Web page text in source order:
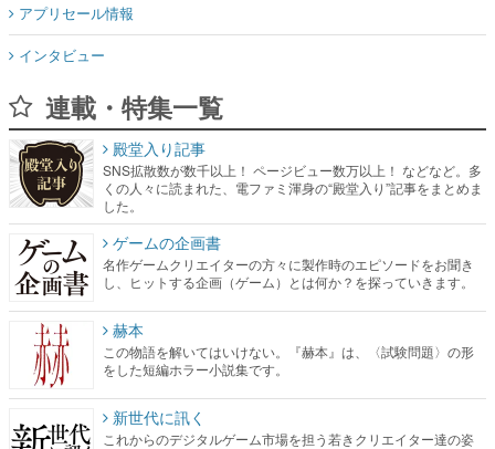
アプリセール情報
インタビュー
連載・特集一覧
殿堂入り記事
SNS拡散数が数千以上！ ページビュー数万以上！ などなど。多
くの人々に読まれた、電ファミ渾身の“殿堂入り”記事をまとめま
した。
ゲームの企画書
名作ゲームクリエイターの方々に製作時のエピソードをお聞き
し、ヒットする企画（ゲーム）とは何か？を探っていきます。
赫本
この物語を解いてはいけない。『赫本』は、〈試験問題〉の形
をした短編ホラー小説集です。
新世代に訊く
これからのデジタルゲーム市場を担う若きクリエイター達の姿